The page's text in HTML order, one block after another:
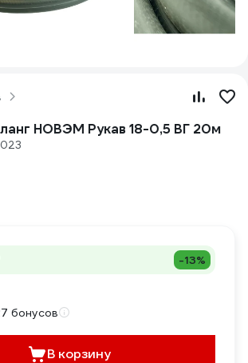
НОВЭМ Рукав 18-0,5 ВГ 20м
-13%
бонусов
В корзину